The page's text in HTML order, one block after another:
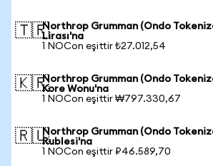
🇹🇷Northrop Grumman (Ondo
Lirası'na
1 NOCon eşittir ₺27.012,54
🇰🇷Northrop Grumman (Ondo
Kore Wonu'na
1 NOCon eşittir ₩797.330,67
🇷🇺Northrop Grumman (Ondo
Rublesi'na
1 NOCon eşittir ₽46.589,70